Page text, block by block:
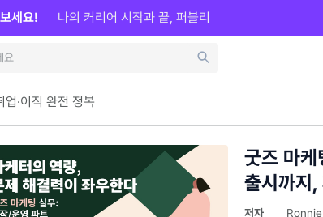
업·이직 완전 정복
세요! 나의 커리어 시작과 끝, 퍼블리
굿즈 마케
출시까지,
저자 Ronnie